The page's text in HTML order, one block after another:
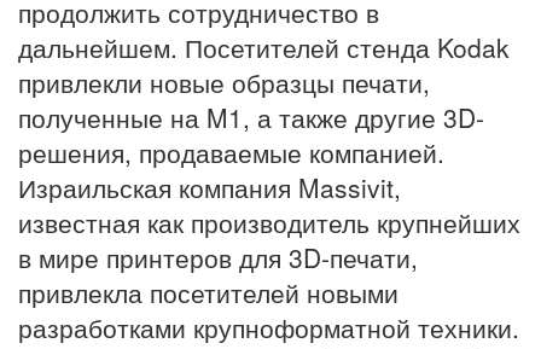
продолжить сотрудничество в
дальнейшем. Посетителей стенда Kodak
привлекли новые образцы печати,
полученные на M1, а также другие 3D-
решения, продаваемые компанией.
Израильская компания Massivit,
известная как производитель крупнейших
в мире принтеров для 3D-печати,
привлекла посетителей новыми
разработками крупноформатной техники.